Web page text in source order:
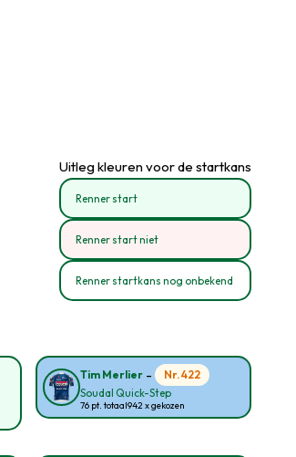
Uitleg kleuren voor de startkans
Renner start
Renner start niet
Renner startkans nog onbekend
Tim Merlier-
Nr. 422
Soudal Quick-Step
76 pt. totaal942 x gekozen